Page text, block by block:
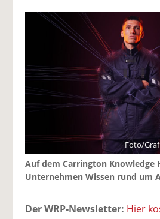
Foto/
Auf dem Carrington Knowledge
Unternehmen Wissen rund um
Der WRP-Newsletter: Hier